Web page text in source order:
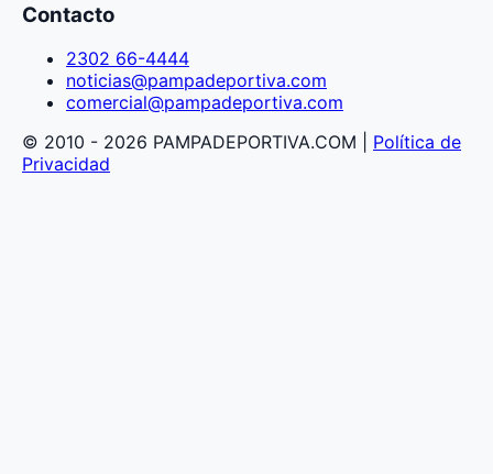
Contacto
2302 66-4444
noticias@pampadeportiva.com
comercial@pampadeportiva.com
© 2010 - 2026 PAMPADEPORTIVA.COM | Política de
Privacidad